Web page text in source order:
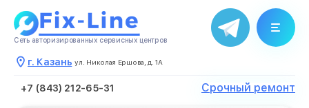
Сеть авторизированных сервисных центров
г. Казань ул. Николая Ершова, д. 1А
+7 (843) 212-65-31 Срочный ремонт